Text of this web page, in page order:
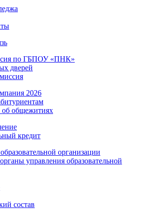
по ГБПОУ «ПНК»
дверей
2026
общежитиях
кредит
организации
управления образовательной
состав